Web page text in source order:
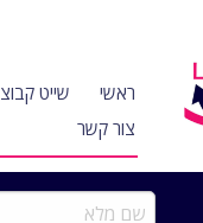
ראשי שייט
צור קשר
שם